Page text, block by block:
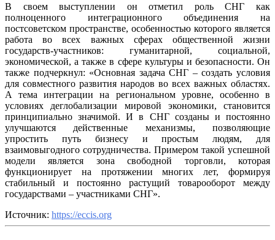
В своем выступлении он отметил роль СНГ как
полноценного интеграционного объединения на
постсоветском пространстве, особенностью которого является
работа во всех важных сферах общественной жизни
государств-участников: гуманитарной, социальной,
экономической, а также в сфере культуры и безопасности. Он
также подчеркнул: «Основная задача СНГ – создать условия
для совместного развития народов во всех важных областях.
А тема интеграции на региональном уровне, особенно в
условиях деглобализации мировой экономики, становится
принципиально значимой. И в СНГ созданы и постоянно
улучшаются действенные механизмы, позволяющие
упростить путь бизнесу и простым людям, для
взаимовыгодного сотрудничества. Примером такой успешной
модели является зона свободной торговли, которая
функционирует на протяжении многих лет, формируя
стабильный и постоянно растущий товарооборот между
государствами – участниками СНГ».
Источник: https://eccis.org